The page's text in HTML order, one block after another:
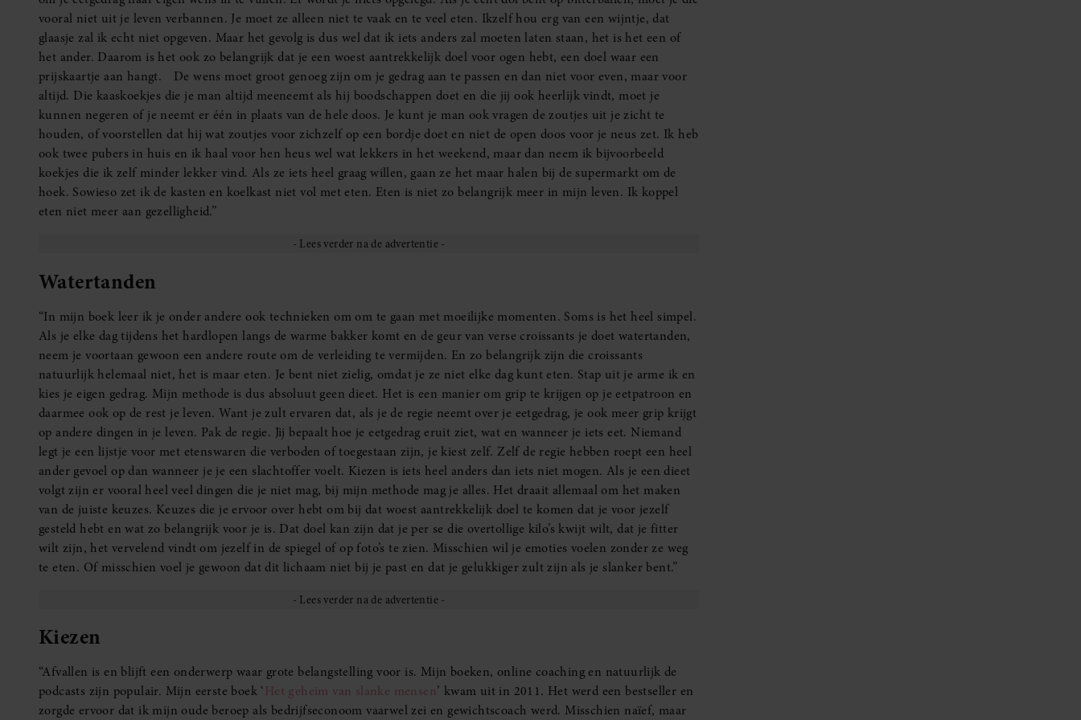
vooral niet uit je leven verbannen. Je moet ze alleen niet te vaak en te veel eten. Ikzelf hou erg van een wijntje, dat
glaasje zal ik echt niet opgeven. Maar het gevolg is dus wel dat ik iets anders zal moeten laten staan, het is het een of
het ander. Daarom is het ook zo belangrijk dat je een woest aantrekkelijk doel voor ogen hebt, een doel waar een
prijskaartje aan hangt. De wens moet groot genoeg zijn om je gedrag aan te passen en dan niet voor even, maar voor
altijd. Die kaaskoekjes die je man altijd meeneemt als hij boodschappen doet en die jij ook heerlijk vindt, moet je
kunnen negeren of je neemt er één in plaats van de hele doos. Je kunt je man ook vragen de zoutjes uit je zicht te
houden, of voorstellen dat hij wat zoutjes voor zichzelf op een bordje doet en niet de open doos voor je neus zet. Ik heb
ook twee pubers in huis en ik haal voor hen heus wel wat lekkers in het weekend, maar dan neem ik bijvoorbeeld
koekjes die ik zelf minder lekker vind. Als ze iets heel graag willen, gaan ze het maar halen bij de supermarkt om de
hoek. Sowieso zet ik de kasten en koelkast niet vol met eten. Eten is niet zo belangrijk meer in mijn leven. Ik koppel
eten niet meer aan gezelligheid.”
Watertanden
“In mijn boek leer ik je onder andere ook technieken om om te gaan met moeilijke momenten. Soms is het heel simpel.
Als je elke dag tijdens het hardlopen langs de warme bakker komt en de geur van verse croissants je doet watertanden,
neem je voortaan gewoon een andere route om de verleiding te vermijden. En zo belangrijk zijn die croissants
natuurlijk helemaal niet, het is maar eten. Je bent niet zielig, omdat je ze niet elke dag kunt eten. Stap uit je arme ik en
kies je eigen gedrag. Mijn methode is dus absoluut geen dieet. Het is een manier om grip te krijgen op je eetpatroon en
daarmee ook op de rest je leven. Want je zult ervaren dat, als je de regie neemt over je eetgedrag, je ook meer grip krijgt
op andere dingen in je leven. Pak de regie. Jij bepaalt hoe je eetgedrag eruit ziet, wat en wanneer je iets eet. Niemand
legt je een lijstje voor met etenswaren die verboden of toegestaan zijn, je kiest zelf. Zelf de regie hebben roept een heel
ander gevoel op dan wanneer je je een slachtoffer voelt. Kiezen is iets heel anders dan iets niet mogen. Als je een dieet
volgt zijn er vooral heel veel dingen die je niet mag, bij mijn methode mag je alles. Het draait allemaal om het maken
van de juiste keuzes. Keuzes die je ervoor over hebt om bij dat woest aantrekkelijk doel te komen dat je voor jezelf
gesteld hebt en wat zo belangrijk voor je is. Dat doel kan zijn dat je per se die overtollige kilo’s kwijt wilt, dat je fitter
wilt zijn, het vervelend vindt om jezelf in de spiegel of op foto’s te zien. Misschien wil je emoties voelen zonder ze weg
te eten. Of misschien voel je gewoon dat dit lichaam niet bij je past en dat je gelukkiger zult zijn als je slanker bent.”
Kiezen
“Afvallen is en blijft een onderwerp waar grote belangstelling voor is. Mijn boeken, online coaching en natuurlijk de
podcasts zijn populair. Mijn eerste boek ‘Het geheim van slanke mensen’ kwam uit in 2011. Het werd een bestseller en
zorgde ervoor dat ik mijn oude beroep als bedrijfseconoom vaarwel zei en gewichtscoach werd. Misschien naïef, maar